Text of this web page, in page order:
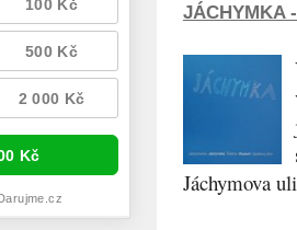
JÁCHYMKA
Jáchymova